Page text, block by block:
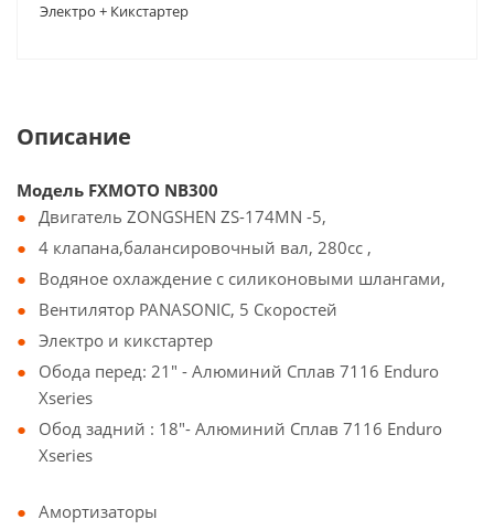
Электро + Кикстартер
Описание
Модель FXMOTO NB300
Двигатель ZONGSHEN ZS-174MN -5,
4 клапана,балансировочный вал, 280cc ,
Водяное охлаждение с силиконовыми шлангами,
Вентилятор PANASONIC, 5 Скоростей
Электро и кикстартер
Обода перед: 21" - Алюминий Сплав 7116 Enduro
Xseries
Обод задний : 18"- Алюминий Сплав 7116 Enduro
Xseries
Амортизаторы